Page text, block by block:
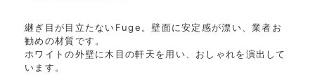
継ぎ目が目立たないFuge。壁面に安定感が漂い、業者お
勧めの材質です。
ホワイトの外壁に木目の軒天を用い、おしゃれを演出して
います。